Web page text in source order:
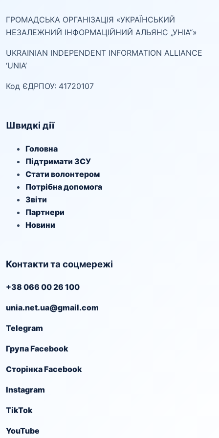
ГРОМАДСЬКА ОРГАНІЗАЦІЯ «УКРАЇНСЬКИЙ
НЕЗАЛЕЖНИЙ ІНФОРМАЦІЙНИЙ АЛЬЯНС „УНІА“»
UKRAINIAN INDEPENDENT INFORMATION ALLIANCE
‘UNIA’
Код ЄДРПОУ: 41720107
Швидкі дії
Головна
Підтримати ЗСУ
Стати волонтером
Потрібна допомога
Звіти
Партнери
Новини
Контакти та соцмережі
+38 066 00 26 100
unia.net.ua@gmail.com
Telegram
Група Facebook
Сторінка Facebook
Instagram
TikTok
YouTube